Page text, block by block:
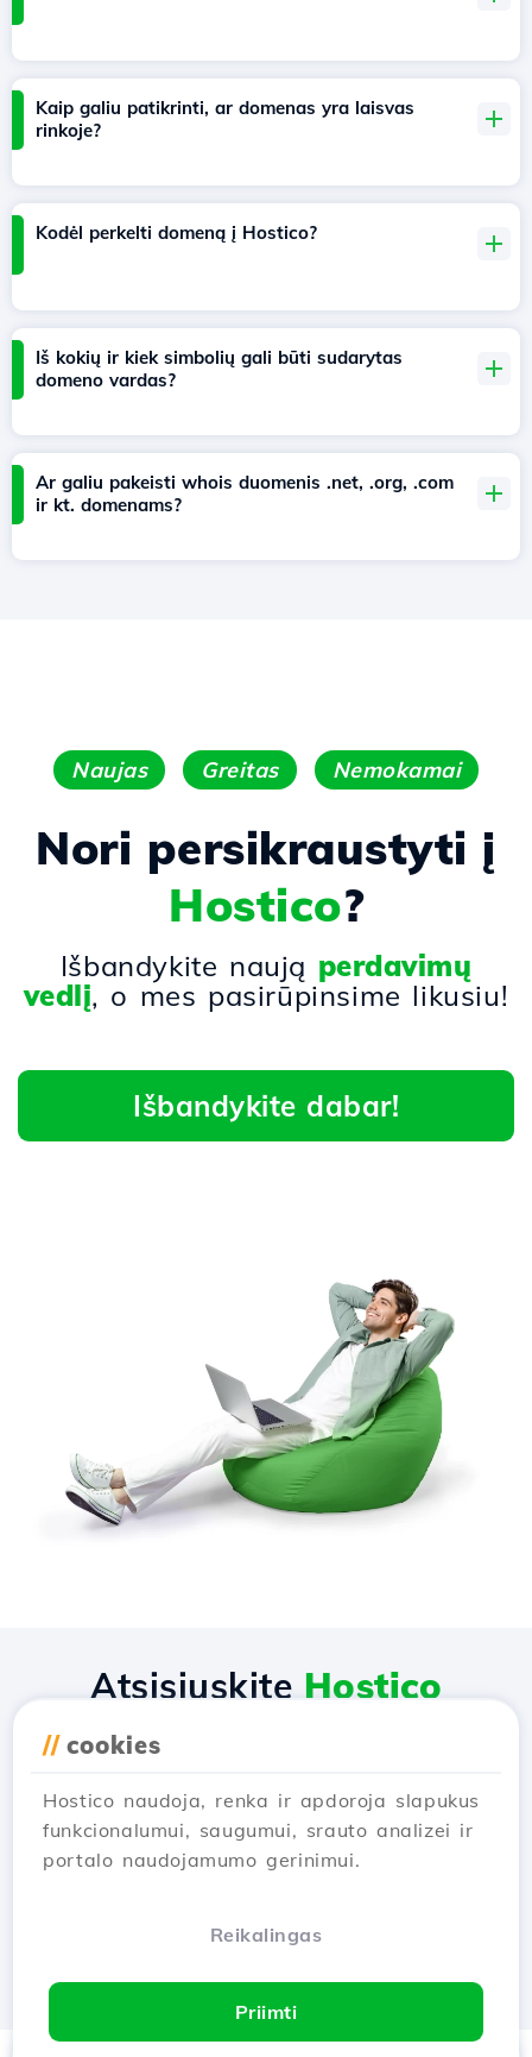
Kaip galiu patikrinti, ar domenas yra laisvas
rinkoje?
Kodėl perkelti domeną į Hostico?
Iš kokių ir kiek simbolių gali būti sudarytas
domeno vardas?
Ar galiu pakeisti whois duomenis .net, .org, .com
ir kt. domenams?
Naujas Greitas Nemokamai
Nori persikraustyti į
Hostico?
Išbandykite naują perdavimų
vedlį, o mes pasirūpinsime likusiu!
Išbandykite dabar!
// cookies
Hostico naudoja, renka ir apdoroja slapukus
funkcionalumui, saugumui, srauto analizei ir
portalo naudojamumo gerinimui.
Reikalingas
Priimti
Atsisiųskite Hostico